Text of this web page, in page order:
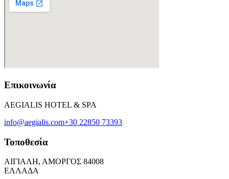
Επικοινωνία
AEGIALIS HOTEL & SPA
info@aegialis.com+30 22850 73393
Τοποθεσία
ΑΙΓΙΑΛΗ, ΑΜΟΡΓΟΣ 84008
ΕΛΛΑΔΑ